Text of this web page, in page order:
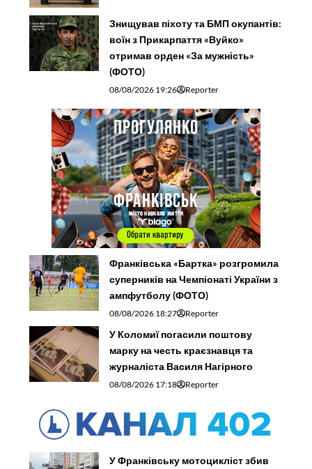
Знищував піхоту та БМП окупантів:
воїн з Прикарпаття «Вуйко»
отримав орден «За мужність»
(ФОТО)
08/08/2026 19:26 Reporter
Франківська «Бартка» розгромила
суперників на Чемпіонаті України з
ампфутболу (ФОТО)
08/08/2026 18:27 Reporter
У Коломиї погасили поштову
марку на честь краєзнавця та
журналіста Василя Нагірного
08/08/2026 17:18 Reporter
У Франківську мотоцикліст збив